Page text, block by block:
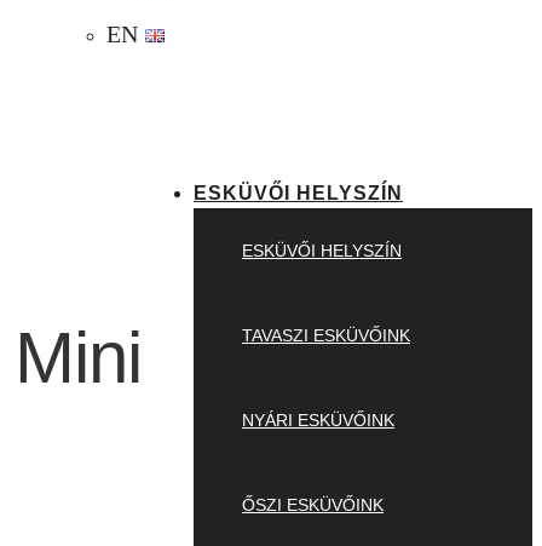
EN
ESKÜVŐI HELYSZÍN
ESKÜVŐI HELYSZÍN
TAVASZI ESKÜVŐINK
NYÁRI ESKÜVŐINK
ŐSZI ESKÜVŐINK
Mini